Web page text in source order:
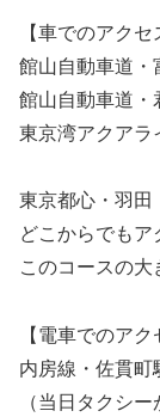
【車でのアクセ
館山自動車道・
館山自動車道・
東京湾アクアラ
東京都心・羽田
どこからでも
このコースの大
【電車でのアク
内房線・佐貫町
（当日タクシ